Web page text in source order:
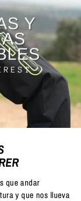
que andar
y que nos llueva